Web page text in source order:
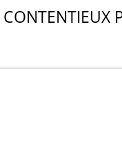
CONTENTIEUX